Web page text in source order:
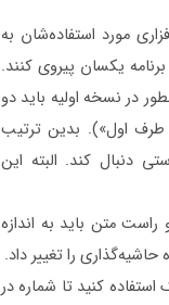
مورد استفاده‌شان به
یکسان پیروی کنند.
در نسخه اولیه باید دو
طرف اول»). بدین ترتیب
دنبال کند. البته این
متن باید به اندازه
کنید تا شماره در